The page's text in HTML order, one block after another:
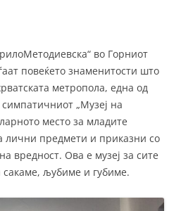
во Горниот
повеќето знаменитости што
метропола, една од
„Музеј на
место за младите
лични предмети и приказни со
вредност. Ова е музеј за сите
љубиме и губиме.